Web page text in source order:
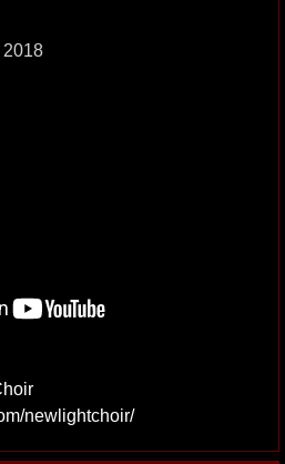
2018
newlightchoir/